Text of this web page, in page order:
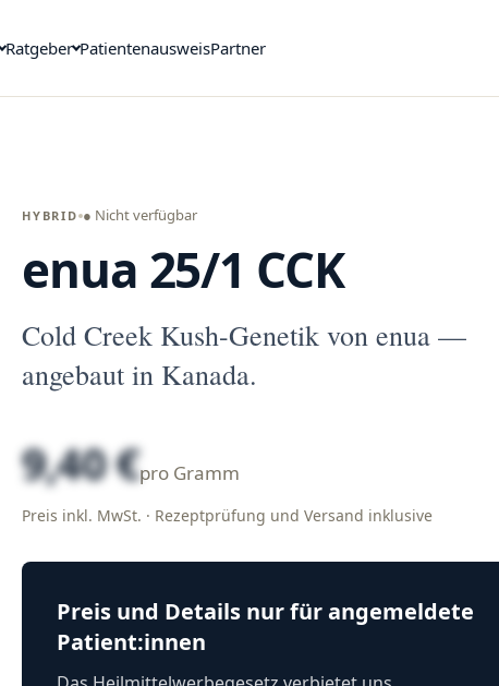
Ratgeber PatientenausweisPartner
HYBRID ● Nicht verfügbar
enua 25/1 CCK
Cold Creek Kush-Genetik von enua —
angebaut in Kanada.
9,40 €pro Gramm
Preis inkl. MwSt. · Rezeptprüfung und Versand inklusive
Preis und Details nur für angemeldete
Patient:innen